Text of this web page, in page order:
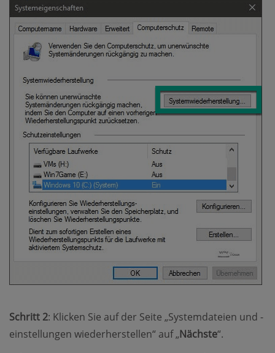
Schritt 2: Klicken Sie auf der Seite „Systemdateien und -
einstellungen wiederherstellen“ auf „Nächste“.